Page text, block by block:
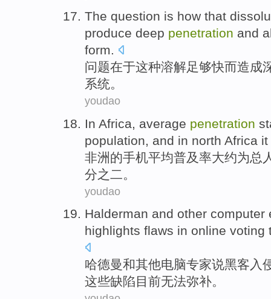
The question is how that
produce deep penetration and
form.
问题在于这种溶解足够快而造成
系统。
youdao
In Africa average penetration
population , and in north Africa
非洲 的手机平均普及率大约为总
分之二。
youdao
Halderman and other computer
highlights flaws in online voting
哈德曼和其他电脑专家说黑客入
这些缺陷目前无法弥补。